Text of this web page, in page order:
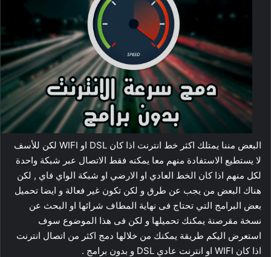
البعض مننا يمتلك اكثر خط انترنت اذا كان DSL او WIFI لكن للأسف
لا يستطيع الاستفادة منهم معا يمكنه فقط الاتصال عبر شبكة واحدة
لكل منهم اذا كان الخط العادي او الارضي او شبكة الواي فاي , لكن
هناك البعض من يجب عن طرق و لكن تكون غير فعالة و ايضا تحميل
بعض البرامج التي تحتاج فى نهاية المطاف شرائها او البحث عن
نسخة مقرصنة يمكنك تحميلها و لكن فى هذا الموضوع سوف
استعرض اليكم طريقة يمكنك من خلالها دمج اكثر من اتصال انترنت
اذا كان WIFI او انترنت عادي DSL و بدون برامج .